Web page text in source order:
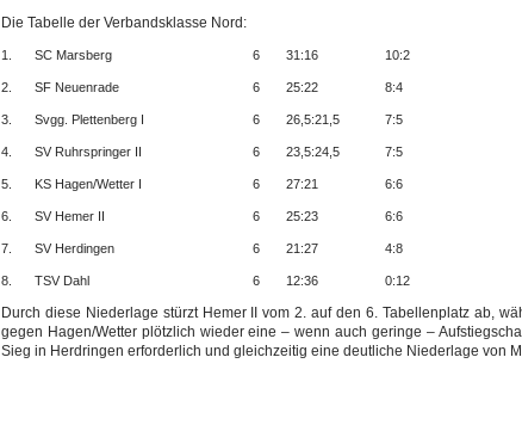
Die Tabelle der Verbandsklasse Nord:
1. SC Marsberg 6 31:16 10:2
2. SF Neuenrade 6 25:22 8:4
3. Svgg. Plettenberg I 6 26,5:21,5 7:5
4. SV Ruhrspringer II 6 23,5:24,5 7:5
5. KS Hagen/Wetter I 6 27:21 6:6
6. SV Hemer II 6 25:23 6:6
7. SV Herdingen 6 21:27 4:8
8. TSV Dahl 6 12:36 0:12
Durch diese Niederlage stürzt Hemer II vom 2. auf den 6. Tabellenplatz ab,
gegen Hagen/Wetter plötzlich wieder eine – wenn auch geringe –
Sieg in Herdringen erforderlich und gleichzeitig eine deutliche Niederlage von